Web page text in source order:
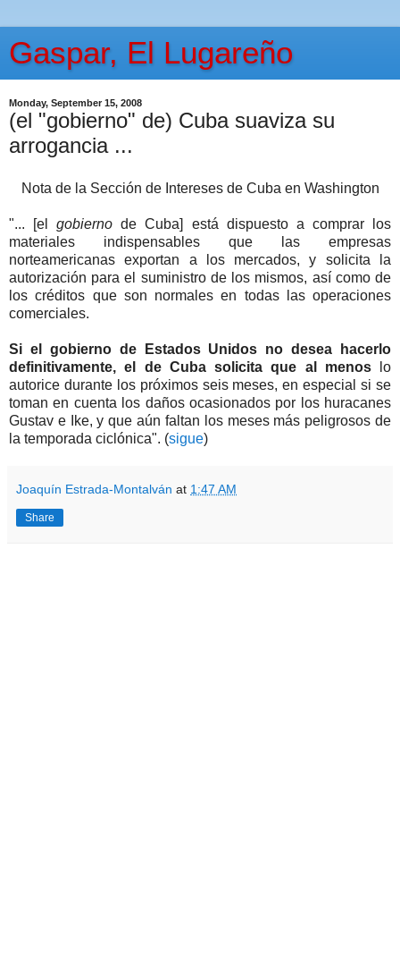
Gaspar, El Lugareño
Monday, September 15, 2008
(el "gobierno" de) Cuba suaviza su
arrogancia ...
Nota de la Sección de Intereses de Cuba en Washington
"... [elgobierno de Cuba] está dispuesto a comprar los
materiales indispensables que las empresas
norteamericanas exportan a los mercados, y solicita la
autorización para el suministro de los mismos, así como de
los créditos que son normales en todas las operaciones
comerciales.
Si el gobierno de Estados Unidos no desea hacerlo
definitivamente, el de Cuba solicita que al menoslo
autorice durante los próximos seis meses, en especial si se
toman en cuenta los daños ocasionados por los huracanes
Gustav e Ike, y que aún faltan los meses más peligrosos de
la temporada ciclónica". (sigue)
Joaquín Estrada-Montalván at 1:47 AM
Share